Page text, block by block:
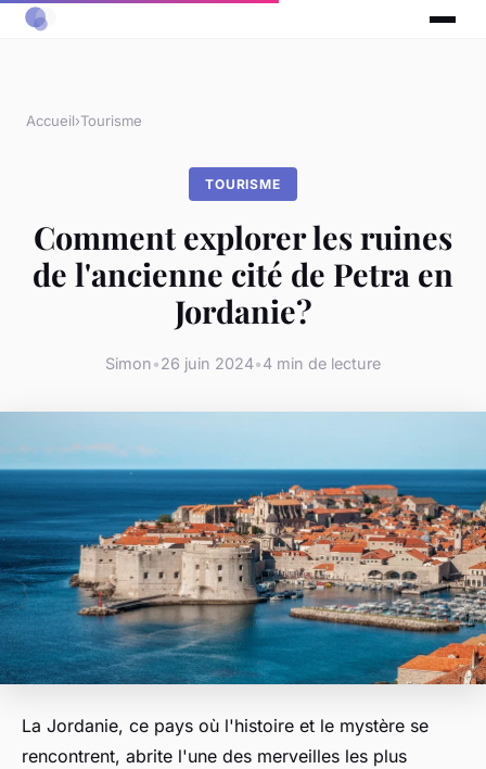
Accueil›Tourisme
TOURISME
Comment explorer les ruines
de l'ancienne cité de Petra en
Jordanie?
Simon•26 juin 2024•4 min de lecture
La Jordanie, ce pays où l'histoire et le mystère se
rencontrent, abrite l'une des merveilles les plus